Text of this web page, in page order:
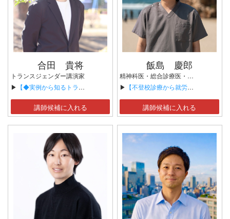
合田 貴将
トランスジェンダー講演家
▶ 【◆実例から知るトランスジェンダーの就職活動と大企業のダイバーシティ】
講師候補に入れる
飯島 慶郎
精神科医・総合診療医・漢方医・臨床心理士 不登校／こどもと大人の漢方・心療内科 出雲いいじまクリニック 院長
▶ 【不登校診療から就労へ — BPSモデルと社会復帰の階段】
講師候補に入れる